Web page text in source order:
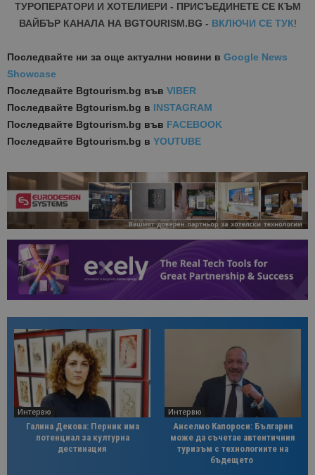
ТУРОПЕРАТОРИ И ХОТЕЛИЕРИ - ПРИСЪЕДИНЕТЕ СЕ КЪМ
ВАЙБЪР КАНАЛА НА BGTOURISM.BG - ВКЛЮЧИ СЕ ТУК!
Последвайте ни за още актуални новини в Google News
Showcase
Последвайте Bgtourism.bg във VIBER
Последвайте Bgtourism.bg в INSTAGRAM
Последвайте Bgtourism.bg във FACEBOOK
Последвайте Bgtourism.bg в YOUTUBE
Интервю
Галина Декова: Перник има
потенциал за културна
дестинация
Интервю
Анселмо Капороси: България
може да съчетае автентичния
туризъм с технологиите на
бъдещето